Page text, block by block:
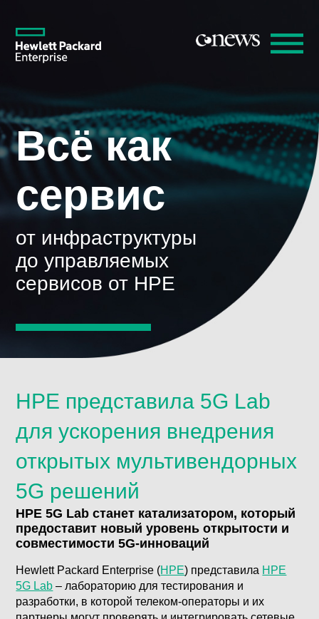
Всё как
сервис
от инфраструктуры
до управляемых
сервисов от HPE
HPE представила 5G Lab
для ускорения внедрения
открытых мультивендорных
5G решений
HPE 5G Lab станет катализатором, который
предоставит новый уровень открытости и
совместимости 5G-инноваций
Hewlett Packard Enterprise (HPE) представила HPE
5G Lab – лабораторию для тестирования и
разработки, в которой телеком-операторы и их